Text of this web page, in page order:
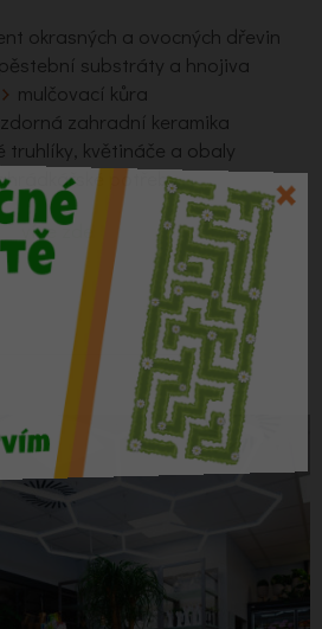
okrasných a ovocných dřevin
substráty a hnojiva
mulčovací kůra
zahradní keramika
truhlíky, květináče a obaly
potřeby
více zde